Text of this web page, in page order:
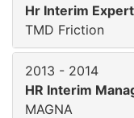
Hr Interim
TMD Friction
2013 - 2014
HR Interim
MAGNA